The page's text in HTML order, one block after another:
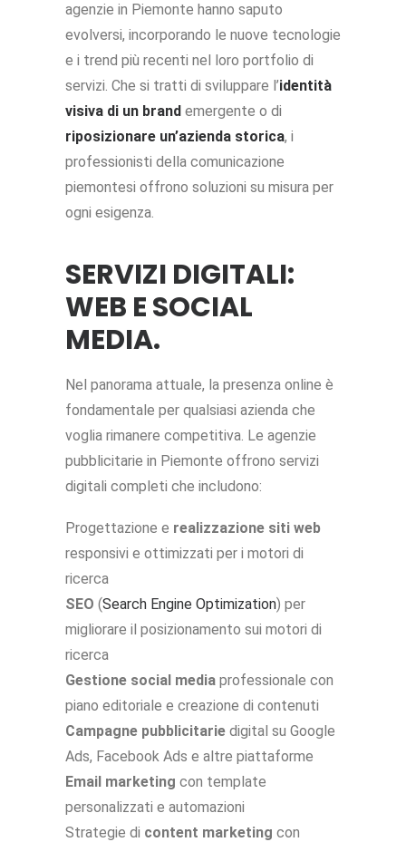
agenzie in Piemonte hanno saputo
evolversi, incorporando le nuove tecnologie
e i trend più recenti nel loro portfolio di
servizi. Che si tratti di sviluppare l’identità
visiva di un brand emergente o di
riposizionare un’azienda storica, i
professionisti della comunicazione
piemontesi offrono soluzioni su misura per
ogni esigenza.
SERVIZI DIGITALI:
WEB E SOCIAL
MEDIA.
Nel panorama attuale, la presenza online è
fondamentale per qualsiasi azienda che
voglia rimanere competitiva. Le agenzie
pubblicitarie in Piemonte offrono servizi
digitali completi che includono:
Progettazione e realizzazione siti web
responsivi e ottimizzati per i motori di
ricerca
SEO (Search Engine Optimization) per
migliorare il posizionamento sui motori di
ricerca
Gestione social media professionale con
piano editoriale e creazione di contenuti
Campagne pubblicitarie digital su Google
Ads, Facebook Ads e altre piattaforme
Email marketing con template
personalizzati e automazioni
Strategie di content marketing con